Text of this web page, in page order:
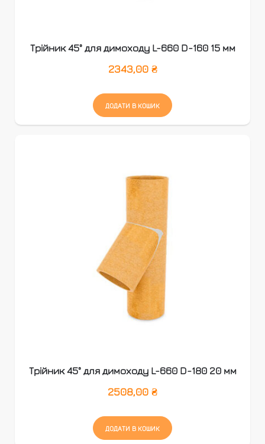
Трійник 45° для димоходу L-660 D-160 15 мм
2343,00 ₴
ДОДАТИ В КОШИК
Трійник 45° для димоходу L-660 D-180 20 мм
2508,00 ₴
ДОДАТИ В КОШИК